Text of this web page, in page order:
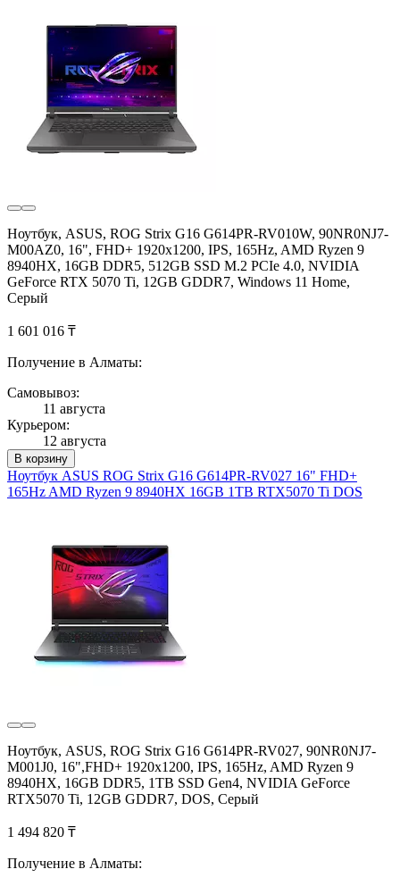
Ноутбук, ASUS, ROG Strix G16 G614PR-RV010W, 90NR0NJ7-
M00AZ0, 16", FHD+ 1920x1200, IPS, 165Hz, AMD Ryzen 9
8940HX, 16GB DDR5, 512GB SSD M.2 PCIe 4.0, NVIDIA
GeForce RTX 5070 Ti, 12GB GDDR7, Windows 11 Home,
Серый
1 601 016 ₸
Получение в Алматы:
Самовывоз:
11 августа
Курьером:
12 августа
В корзину
Ноутбук ASUS ROG Strix G16 G614PR-RV027 16" FHD+
165Hz AMD Ryzen 9 8940HX 16GB 1TB RTX5070 Ti DOS
Ноутбук, ASUS, ROG Strix G16 G614PR-RV027, 90NR0NJ7-
M001J0, 16",FHD+ 1920x1200, IPS, 165Hz, AMD Ryzen 9
8940HX, 16GB DDR5, 1TB SSD Gen4, NVIDIA GeForce
RTX5070 Ti, 12GB GDDR7, DOS, Серый
1 494 820 ₸
Получение в Алматы: